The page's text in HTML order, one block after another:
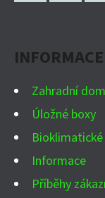
Zahradní
Úložné boxy
Informace
Příběhy